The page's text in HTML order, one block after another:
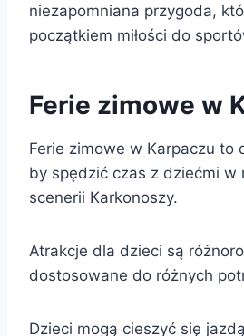
niezapomniana przygoda,
początkiem miłości do
Ferie zimowe w
Ferie zimowe w Karpaczu to
by spędzić czas z dziećmi w
scenerii Karkonoszy.
Atrakcje dla dzieci są
dostosowane do różnych
Dzieci mogą cieszyć się